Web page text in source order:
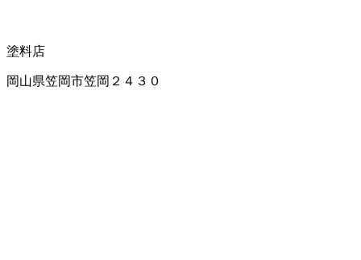
塗料店
岡山県笠岡市笠岡２４３０